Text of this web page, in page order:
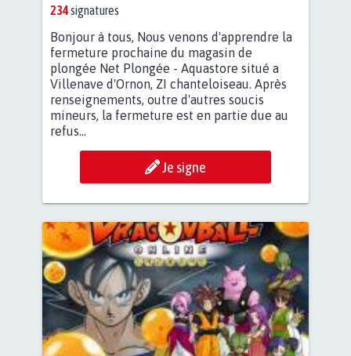
234signatures
Bonjour à tous, Nous venons d'apprendre la
fermeture prochaine du magasin de
plongée Net Plongée - Aquastore situé a
Villenave d'Ornon, ZI chanteloiseau. Après
renseignements, outre d'autres soucis
mineurs, la fermeture est en partie due au
refus...
Je signe